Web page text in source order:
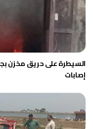
السيطرة على حريق مخزن
إصابات